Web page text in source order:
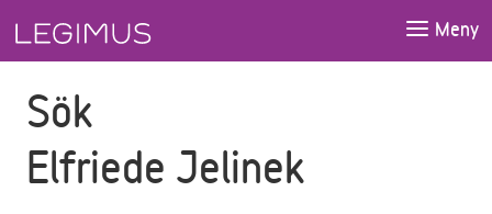
Meny
Sök
Elfriede Jelinek